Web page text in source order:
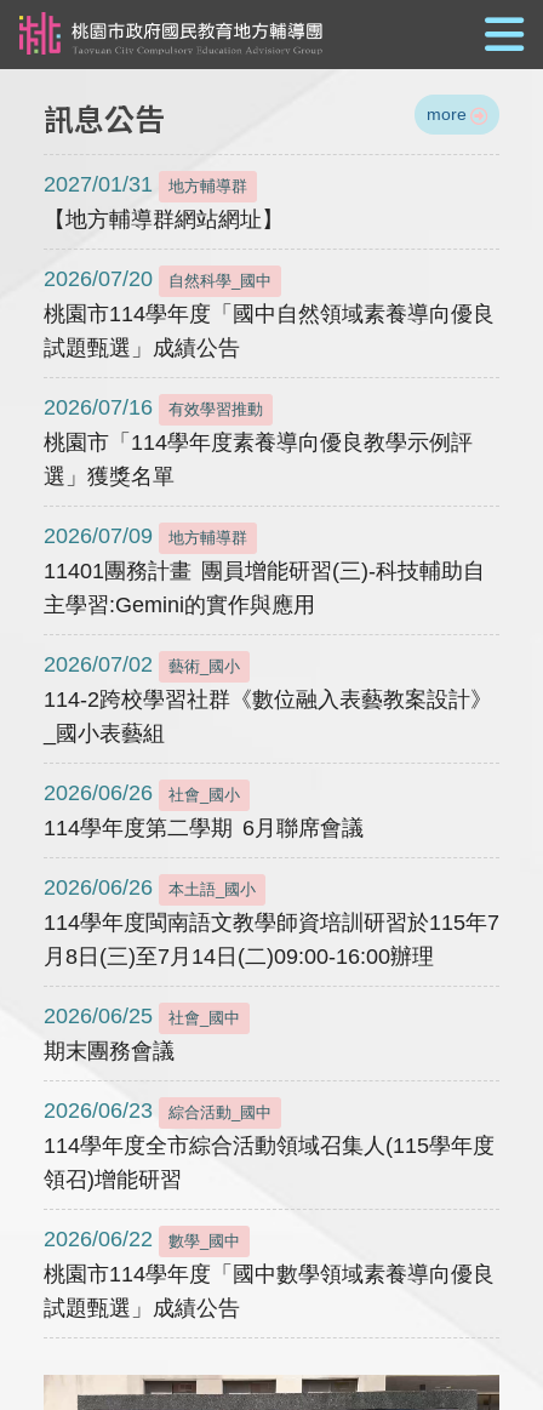
訊息公告 more
2027/01/31 地方輔導群
【地方輔導群網站網址】
2026/07/20 自然科學_國中
桃園市114學年度「國中自然領域素養導向優良
試題甄選」成績公告
2026/07/16 有效學習推動
桃園市「114學年度素養導向優良教學示例評
選」獲獎名單
2026/07/09 地方輔導群
11401團務計畫 團員增能研習(三)-科技輔助自
主學習:Gemini的實作與應用
2026/07/02 藝術_國小
114-2跨校學習社群《數位融入表藝教案設計》
_國小表藝組
2026/06/26 社會_國小
114學年度第二學期 6月聯席會議
2026/06/26 本土語_國小
114學年度閩南語文教學師資培訓研習於115年7
月8日(三)至7月14日(二)09:00-16:00辦理
2026/06/25 社會_國中
期末團務會議
2026/06/23 綜合活動_國中
114學年度全市綜合活動領域召集人(115學年度
領召)增能研習
2026/06/22 數學_國中
桃園市114學年度「國中數學領域素養導向優良
試題甄選」成績公告